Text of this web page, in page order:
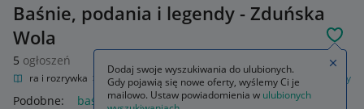
Baśnie, podania i legendy - Zduńska
Wola
5 ogłoszeń
Kultura i rozrywka Książki Książki dla dzieci Baśnie, podania i legendy
Podobne: baśnie podania i legendy
Dodaj swoje wyszukiwania do ulubionych.
Gdy pojawią się nowe oferty, wyślemy Ci je
mailowo. Ustaw powiadomienia w ulubionych